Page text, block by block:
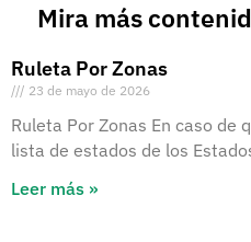
Mira más
Ruleta Por Zonas
23 de mayo de 2026
Ruleta Por Zonas En caso de
lista de estados de los
Leer más »